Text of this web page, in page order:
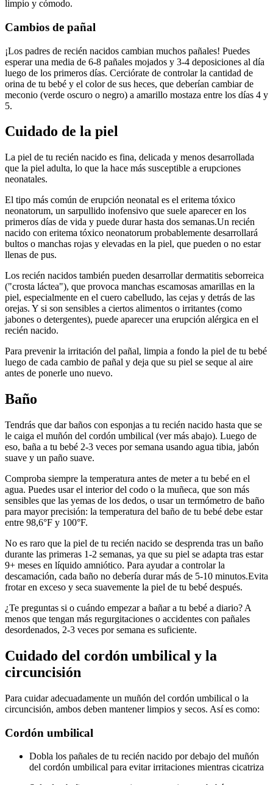
limpio y cómodo.
Cambios de pañal
¡Los padres de recién nacidos cambian muchos pañales! Puedes
esperar una media de 6-8 pañales mojados y 3-4 deposiciones al día
luego de los primeros días. Cerciórate de controlar la cantidad de
orina de tu bebé y el color de sus heces, que deberían cambiar de
meconio (verde oscuro o negro) a amarillo mostaza entre los días 4 y
5.
Cuidado de la piel
La piel de tu recién nacido es fina, delicada y menos desarrollada
que la piel adulta, lo que la hace más susceptible a erupciones
neonatales.
El tipo más común de erupción neonatal es el eritema tóxico
neonatorum, un sarpullido inofensivo que suele aparecer en los
primeros días de vida y puede durar hasta dos semanas.Un recién
nacido con eritema tóxico neonatorum probablemente desarrollará
bultos o manchas rojas y elevadas en la piel, que pueden o no estar
llenas de pus.
Los recién nacidos también pueden desarrollar dermatitis seborreica
("crosta láctea"), que provoca manchas escamosas amarillas en la
piel, especialmente en el cuero cabelludo, las cejas y detrás de las
orejas. Y si son sensibles a ciertos alimentos o irritantes (como
jabones o detergentes), puede aparecer una erupción alérgica en el
recién nacido.
Para prevenir la irritación del pañal, limpia a fondo la piel de tu bebé
luego de cada cambio de pañal y deja que su piel se seque al aire
antes de ponerle uno nuevo.
Baño
Tendrás que dar baños con esponjas a tu recién nacido hasta que se
le caiga el muñón del cordón umbilical (ver más abajo). Luego de
eso, baña a tu bebé 2-3 veces por semana usando agua tibia, jabón
suave y un paño suave.
Comproba siempre la temperatura antes de meter a tu bebé en el
agua. Puedes usar el interior del codo o la muñeca, que son más
sensibles que las yemas de los dedos, o usar un termómetro de baño
para mayor precisión: la temperatura del baño de tu bebé debe estar
entre 98,6°F y 100°F.
No es raro que la piel de tu recién nacido se desprenda tras un baño
durante las primeras 1-2 semanas, ya que su piel se adapta tras estar
9+ meses en líquido amniótico. Para ayudar a controlar la
descamación, cada baño no debería durar más de 5-10 minutos.Evita
frotar en exceso y seca suavemente la piel de tu bebé después.
¿Te preguntas si o cuándo empezar a bañar a tu bebé a diario? A
menos que tengan más regurgitaciones o accidentes con pañales
desordenados, 2-3 veces por semana es suficiente.
Cuidado del cordón umbilical y la
circuncisión
Para cuidar adecuadamente un muñón del cordón umbilical o la
circuncisión, ambos deben mantener limpios y secos. Así es como:
Cordón umbilical
Dobla los pañales de tu recién nacido por debajo del muñón
del cordón umbilical para evitar irritaciones mientras cicatriza